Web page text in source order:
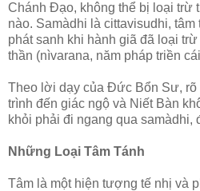
Chánh Ðạo, không thể bị loại trừ
nào. Samàdhi là cittavisudhi, tâm
phát sanh khi hành giã đã loại
thần (nìvarana, năm pháp triền
Theo lời dạy của Ðức Bổn Sư, rõ
trình đến giác ngộ và Niết Bàn
khỏi phải đi ngang qua samàdhi,
Những Loại Tâm Tánh
Tâm là một hiện tượng tế nhị và